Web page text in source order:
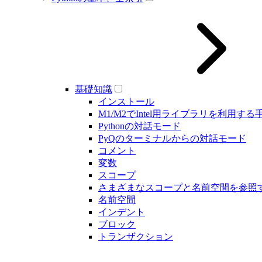
基礎知識
インストール
M1/M2でIntel用ライブラリを利用する
Pythonの対話モード
PyQのターミナルからの対話モード
コメント
変数
スコープ
さまざまなスコープと名前空間を参照
名前空間
インデント
ブロック
トランザクション